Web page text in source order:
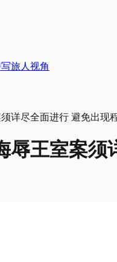
旅人视角
辱王室案